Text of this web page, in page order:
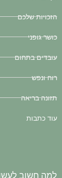
הזכויות שלכם
כושר גופני
עובדים בתחום
רוח ונפש
תזונה בריאה
עוד כתבות
למה חשוב